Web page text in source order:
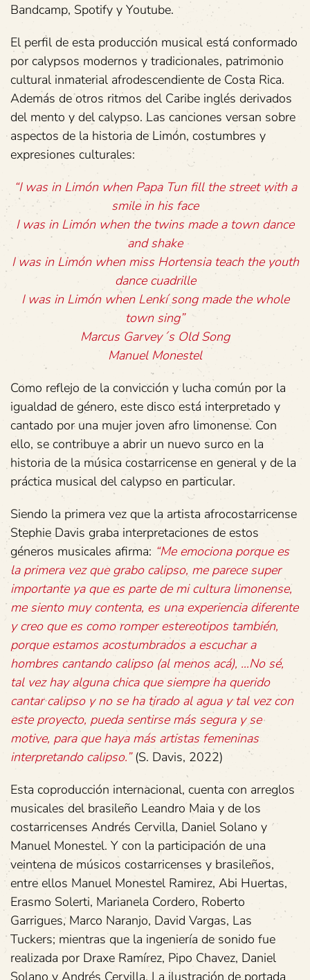
Bandcamp, Spotify y Youtube.
El perfil de esta producción musical está conformado
por calypsos modernos y tradicionales, patrimonio
cultural inmaterial afrodescendiente de Costa Rica.
Además de otros ritmos del Caribe inglés derivados
del mento y del calypso. Las canciones versan sobre
aspectos de la historia de Limón, costumbres y
expresiones culturales:
“I was in Limón when Papa Tun fill the street with a
smile in his face
I was in Limón when the twins made a town dance
and shake
I was in Limón when miss Hortensia teach the youth
dance cuadrille
I was in Limón when Lenkí song made the whole
town sing”
Marcus Garvey´s Old Song
Manuel Monestel
Como reflejo de la convicción y lucha común por la
igualdad de género, este disco está interpretado y
cantado por una mujer joven afro limonense. Con
ello, se contribuye a abrir un nuevo surco en la
historia de la música costarricense en general y de la
práctica musical del calypso en particular.
Siendo la primera vez que la artista afrocostarricense
Stephie Davis graba interpretaciones de estos
géneros musicales afirma: “Me emociona porque es
la primera vez que grabo calipso, me parece super
importante ya que es parte de mi cultura limonense,
me siento muy contenta, es una experiencia diferente
y creo que es como romper estereotipos también,
porque estamos acostumbrados a escuchar a
hombres cantando calipso (al menos acá), …No sé,
tal vez hay alguna chica que siempre ha querido
cantar calipso y no se ha tirado al agua y tal vez con
este proyecto, pueda sentirse más segura y se
motive, para que haya más artistas femeninas
interpretando calipso.”(S. Davis, 2022)
Esta coproducción internacional, cuenta con arreglos
musicales del brasileño Leandro Maia y de los
costarricenses Andrés Cervilla, Daniel Solano y
Manuel Monestel. Y con la participación de una
veintena de músicos costarricenses y brasileños,
entre ellos Manuel Monestel Ramirez, Abi Huertas,
Erasmo Solerti, Marianela Cordero, Roberto
Garrigues, Marco Naranjo, David Vargas, Las
Tuckers; mientras que la ingeniería de sonido fue
realizada por Draxe Ramírez, Pipo Chavez, Daniel
Solano y Andrés Cervilla. La ilustración de portada